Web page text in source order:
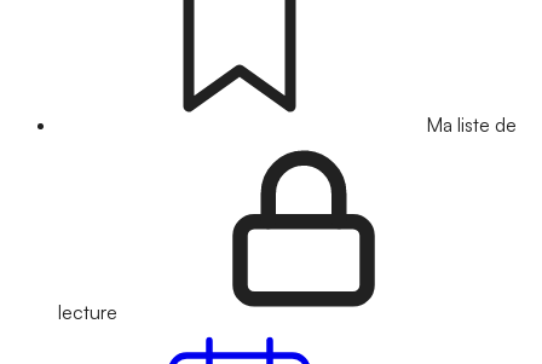
Ma liste de
lecture